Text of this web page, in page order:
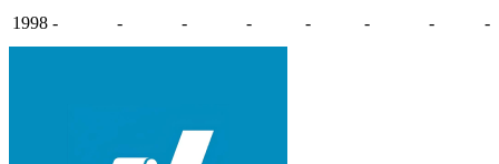
1998 - - - - - - - -